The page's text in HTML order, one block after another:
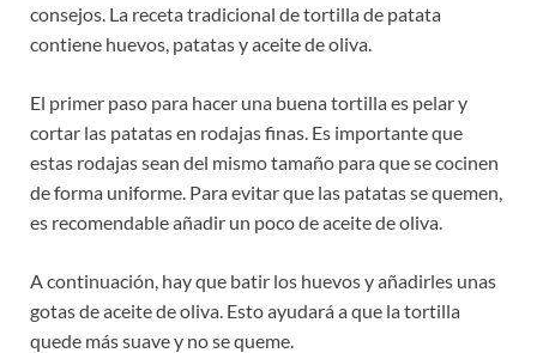
consejos. La receta tradicional de tortilla de patata
contiene huevos, patatas y aceite de oliva.
El primer paso para hacer una buena tortilla es pelar y
cortar las patatas en rodajas finas. Es importante que
estas rodajas sean del mismo tamaño para que se cocinen
de forma uniforme. Para evitar que las patatas se quemen,
es recomendable añadir un poco de aceite de oliva.
A continuación, hay que batir los huevos y añadirles unas
gotas de aceite de oliva. Esto ayudará a que la tortilla
quede más suave y no se queme.